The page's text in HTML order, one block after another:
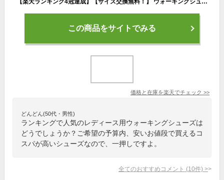
この商品をサイトでみる
価格と在庫を楽天でチェック >>
どんどん(50代・男性)
ランキングで人気のレディース用ウォーキングシューズは
どうでしょうか？ご希望の予算内、安いお値段で買えるコ
スパが高いシューズなので、一押しですよ。
全てのおすすめコメント (10件) >